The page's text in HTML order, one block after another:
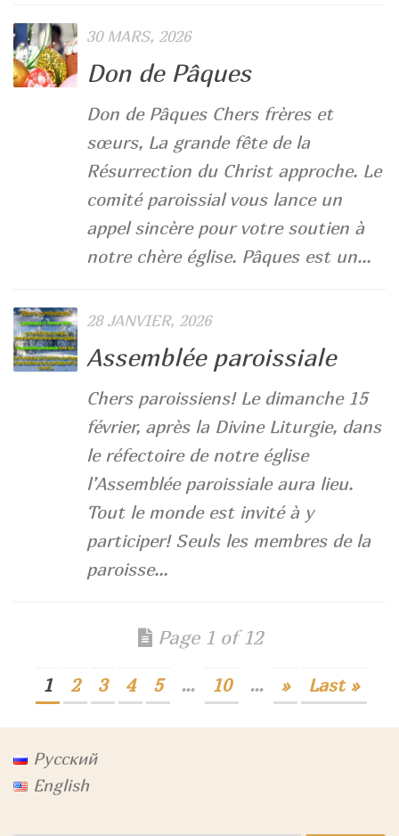
30 MARS, 2026
Don de Pâques
Don de Pâques Chers frères et
sœurs, La grande fête de la
Résurrection du Christ approche. Le
comité paroissial vous lance un
appel sincère pour votre soutien à
notre chère église. Pâques est un...
28 JANVIER, 2026
Assemblée paroissiale
Chers paroissiens! Le dimanche 15
février, après la Divine Liturgie, dans
le réfectoire de notre église
l’Assemblée paroissiale aura lieu.
Tout le monde est invité à y
participer! Seuls les membres de la
paroisse...
Page 1 of 12
1 2 3 4 5 ... 10 ... » Last »
Русский
English